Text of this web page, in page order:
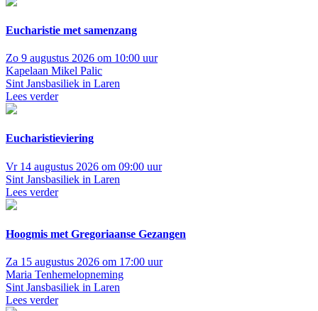
Eucharistie met samenzang
Zo 9 augustus 2026 om 10:00 uur
Kapelaan Mikel Palic
Sint Jansbasiliek in Laren
Lees verder
Eucharistieviering
Vr 14 augustus 2026 om 09:00 uur
Sint Jansbasiliek in Laren
Lees verder
Hoogmis met Gregoriaanse Gezangen
Za 15 augustus 2026 om 17:00 uur
Maria Tenhemelopneming
Sint Jansbasiliek in Laren
Lees verder